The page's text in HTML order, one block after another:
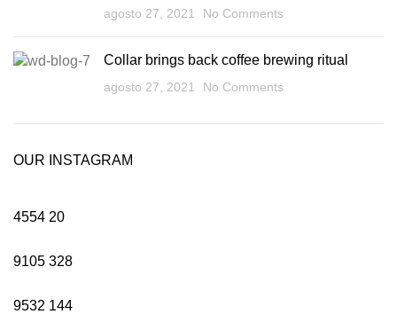
agosto 27, 2021 No Comments
Collar brings back coffee brewing ritual
agosto 27, 2021 No Comments
OUR INSTAGRAM
4554 20
9105 328
9532 144